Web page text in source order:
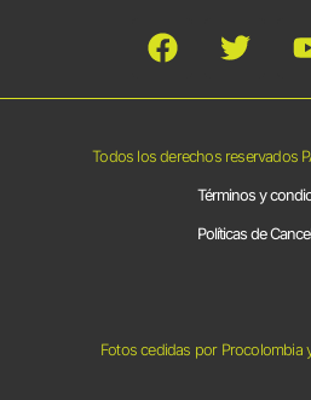
Todos los derechos reservados
Términos y
Políticas de
Fotos cedidas por Procolombia